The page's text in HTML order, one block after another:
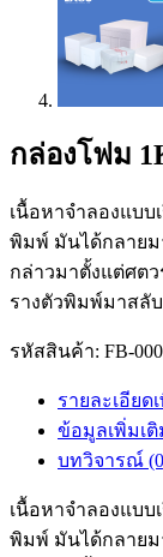
กล่องโฟม
เนื้อหาจำลองแบบ
พิมพ์ มันได้กลายม
กล่าวมาตั้งแต่ศตว
รางตัวพิมพ์มาสลั
รหัสสินค้า: FB-
รายละเอียด
ข้อมูลเพิ่มเติ
บทวิจารณ์
เนื้อหาจำลองแบบ
พิมพ์ มันได้กลายม